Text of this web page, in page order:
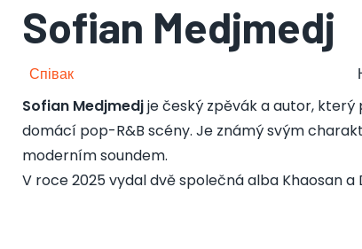
Sofian Medjmedj
Співак
Sofian Medjmedjje český zpěvák a autor, který
domácí pop-R&B scény. Je známý svým
moderním soundem.
V roce 2025 vydal dvě společná alba Khaosan a